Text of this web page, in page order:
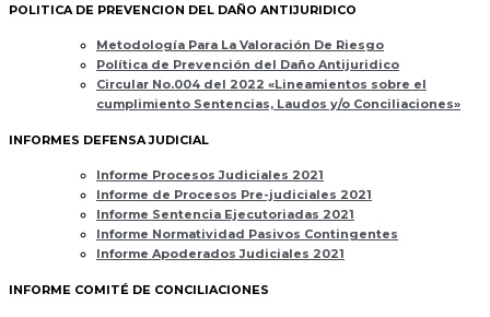
POLITICA DE PREVENCION DEL DAÑO ANTIJURIDICO
Metodología Para La Valoración De Riesgo
Política de Prevención del Daño Antijuridico
Circular No.004 del 2022 «Lineamientos sobre el
cumplimiento Sentencias, Laudos y/o Conciliaciones»
INFORMES DEFENSA JUDICIAL
Informe Procesos Judiciales 2021
Informe de Procesos Pre-judiciales 2021
Informe Sentencia Ejecutoriadas 2021
Informe Normatividad Pasivos Contingentes
Informe Apoderados Judiciales 2021
INFORME COMITÉ DE CONCILIACIONES